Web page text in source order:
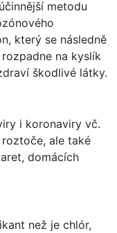
metodu
který se následně
na kyslík
škodlivé látky.
i koronaviry vč.
roztoče, ale také
domácích
než je chlór,